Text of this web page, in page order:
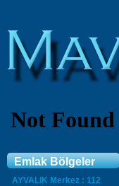
Emlak Bölgeler
AYVALIK Merkez : 112